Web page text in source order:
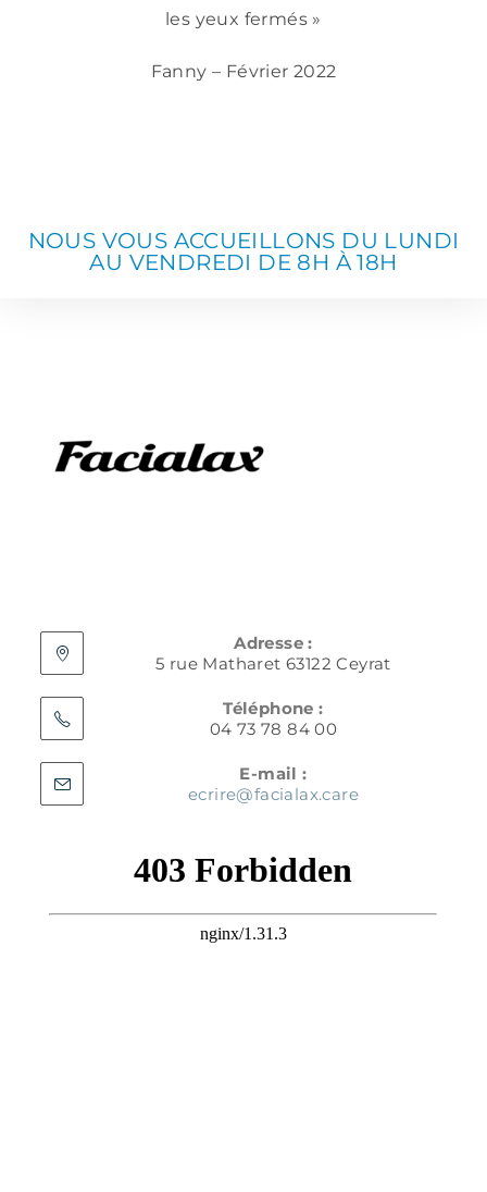
les yeux fermés »
Fanny – Février 2022
NOUS VOUS ACCUEILLONS DU LUNDI
AU VENDREDI DE 8H À 18H
Adresse :
5 rue Matharet 63122 Ceyrat
Téléphone :
04 73 78 84 00
E-mail :
ecrire@facialax.care